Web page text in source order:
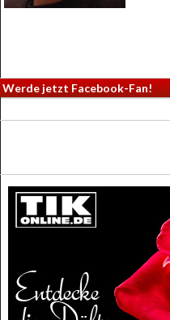
Werde jetzt Facebook-Fan!